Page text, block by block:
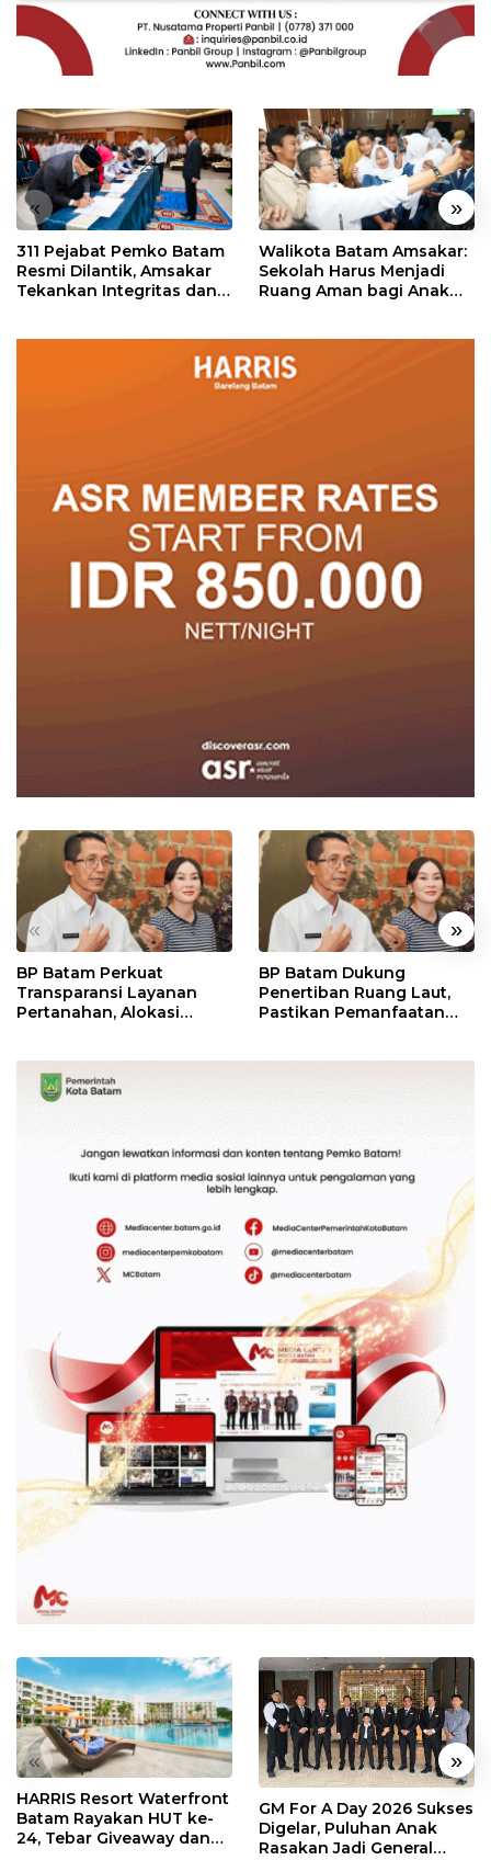
« »
311 Pejabat Pemko Batam
Resmi Dilantik, Amsakar
Tekankan Integritas dan
Walikota Batam Amsakar:
Sekolah Harus Menjadi
Ruang Aman bagi Anak
« »
BP Batam Perkuat
Transparansi Layanan
Pertanahan, Alokasi
BP Batam Dukung
Penertiban Ruang Laut,
Pastikan Pemanfaatan
« »
HARRIS Resort Waterfront
Batam Rayakan HUT ke-
24, Tebar Giveaway dan
GM For A Day 2026 Sukses
Digelar, Puluhan Anak
Rasakan Jadi General